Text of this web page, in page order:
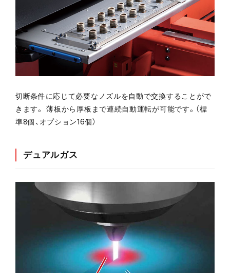
切断条件に応じて必要なノズルを自動で交換することがで
きます。 薄板から厚板まで連続自動運転が可能です。（標
準8個、オプション16個）
デュアルガス